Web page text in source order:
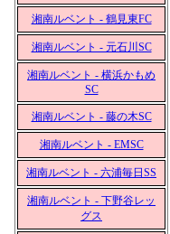
湘南ルベント - 鶴見東FC
湘南ルベント - 元石川SC
湘南ルベント - 横浜かもめ
SC
湘南ルベント - 藤の木SC
湘南ルベント - EMSC
湘南ルベント - 六浦毎日SS
湘南ルベント - 下野谷レッ
グス